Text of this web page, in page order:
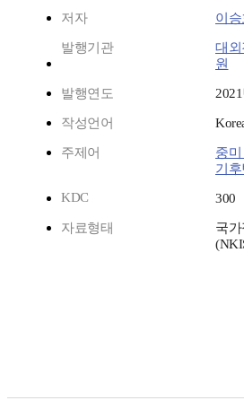
저자 이승
발행기관
대외
원
발행연도
작성언어
주제어 중
기
KDC
300
자료형태
국